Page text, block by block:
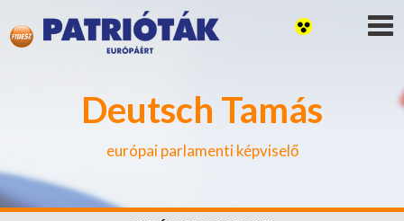
Deutsch Tamás
európai parlamenti képviselő